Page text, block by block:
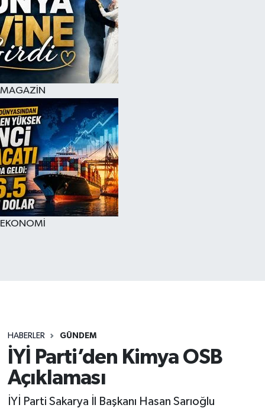
MAGAZİN
EKONOMİ
HABERLER GÜNDEM
İYİ Parti’den Kimya OSB
Açıklaması
İYİ Parti Sakarya İl Başkanı Hasan Sarıoğlu